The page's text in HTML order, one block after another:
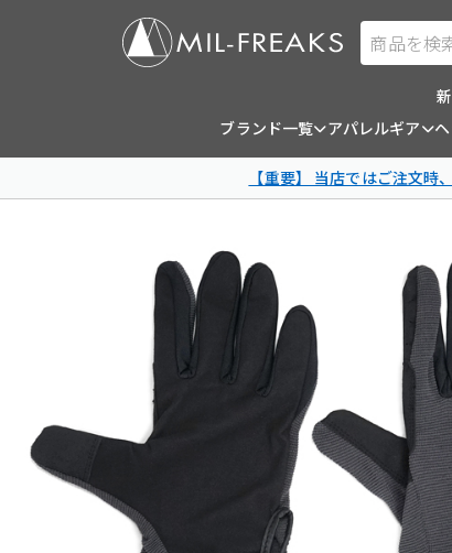
商品を検
ブランド一覧
アパレルギア
【重要】 当店ではご注文